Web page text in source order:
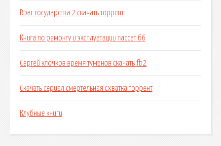
Враг государства 2 скачать торрент
Книга по ремонту и эксплуатации пассат б6
Сергей клочков время туманов скачать fb2
Скачать сериал смертельная схватка торрент
Клубные книги